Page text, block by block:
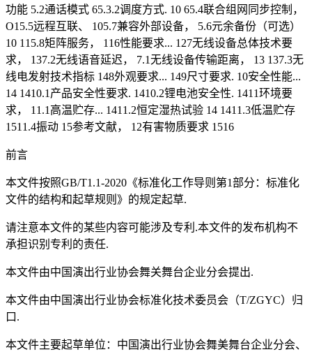
功能 5.2通话模式 65.3.2调度方式. 10 65.4联合组网同步控制，
O15.5远程互联、 105.7兼容外部设备， 5.6元余备份（可选）
10 115.8矩阵服务， 116性能要求... 127无线设备总体技术要
求， 137.2无线语音延迟， 7.1无线设备传输距离， 13 137.3无
线电发射技术指标 148外观要求... 149尺寸要求. 10安全性能...
14 1410.1产品安全性要求. 1410.2锂电池安全性. 1411环境要
求， 11.1高温贮存... 1411.2恒定湿热试验 14 1411.3低温贮存
1511.4振动 15参考文献， 12有害物质要求 1516
前言
本文件按照GB/T1.1-2020《标准化工作导则第1部分：标准化
文件的结构和起草规则》的规定起草.
请注意本文件的某些内容可能涉及专利.本文件的发布机构不
承担识别专利的责任.
本文件由中国演出行业协会舞关舞台企业分会提出.
本文件由中国演出行业协会标准化技术委员会（T/ZGYC）归
口.
本文件主要起草单位：中国演出行业协会舞美舞台企业分会、